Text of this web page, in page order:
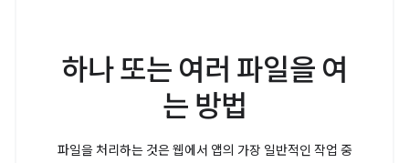
하나 또는 여러 파일을 여
는 방법
파일을 처리하는 것은 웹에서 앱의 가장 일반적인 작업 중